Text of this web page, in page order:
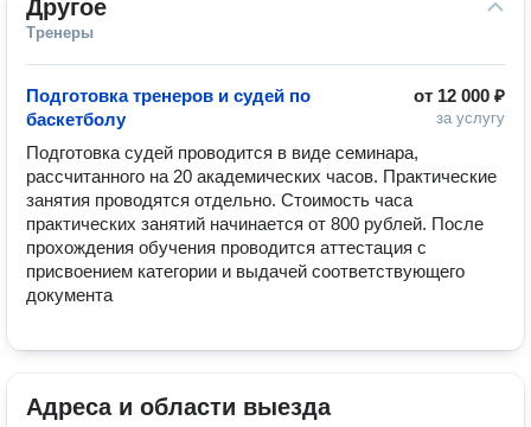
Другое
Тренеры
от 12 000 ₽
за услугу
Подготовка тренеров и судей по
баскетболу
Подготовка судей проводится в виде семинара,
рассчитанного на 20 академических часов. Практические
занятия проводятся отдельно. Стоимость часа
практических занятий начинается от 800 рублей. После
прохождения обучения проводится аттестация с
присвоением категории и выдачей соответствующего
документа
Адреса и области выезда